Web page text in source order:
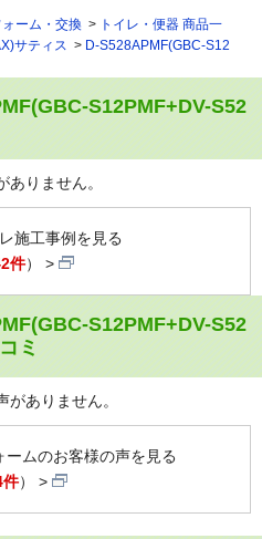
ォーム・交換
トイレ・便器 商品一
サティス
D-S528APMF(GBC-S12
S12PMF+DV-S52
りません。
施工事例を見る
件）
S12PMF+DV-S52
ミ
ありません。
ムのお客様の声を見る
件）